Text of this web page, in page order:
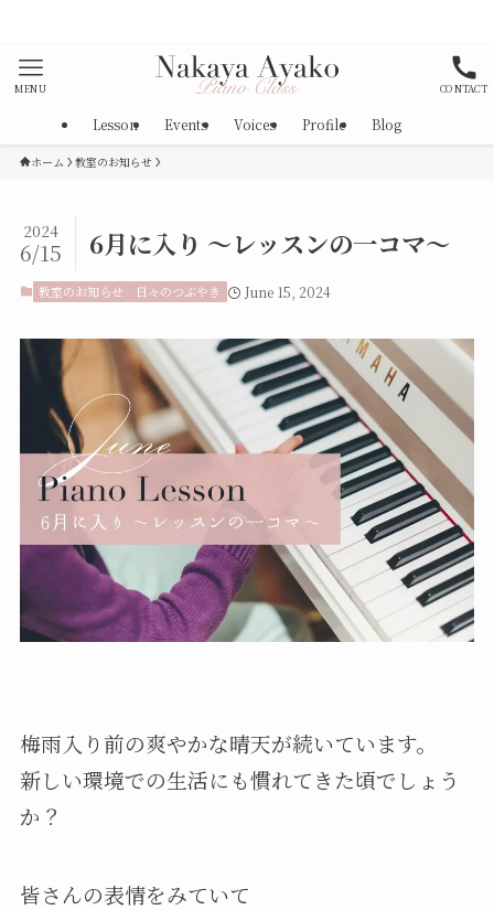
CONTACT
MENU
Lesson Events Voices Profile Blog
ホーム 教室のお知らせ
6月に入り ～レッスンの一コマ～
2024
6/15
教室のお知らせ 日々のつぶやき June 15, 2024
梅雨入り前の爽やかな晴天が続いています。
新しい環境での生活にも慣れてきた頃でしょう
か？
皆さんの表情をみていて